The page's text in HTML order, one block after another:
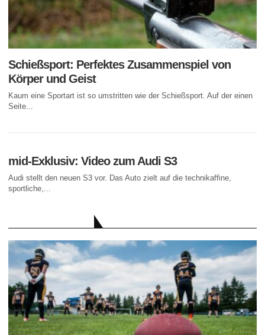
Schießsport: Perfektes Zusammenspiel von
Körper und Geist
Kaum eine Sportart ist so umstritten wie der Schießsport. Auf der einen
Seite...
mid-Exklusiv: Video zum Audi S3
Audi stellt den neuen S3 vor. Das Auto zielt auf die technikaffine,
sportliche,...